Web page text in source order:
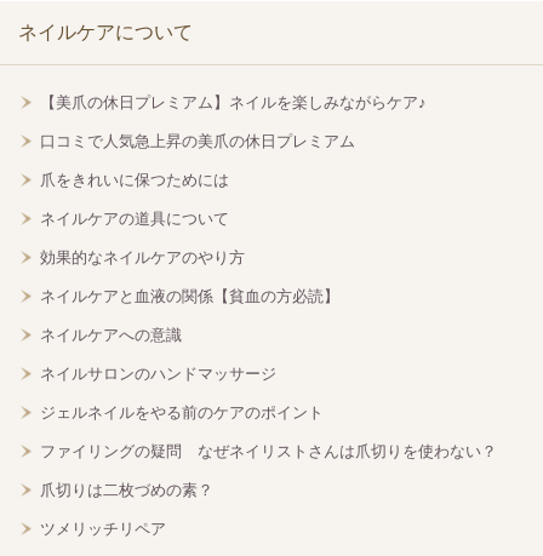
ネイルケアについて
【美爪の休日プレミアム】ネイルを楽しみながらケア♪
口コミで人気急上昇の美爪の休日プレミアム
爪をきれいに保つためには
ネイルケアの道具について
効果的なネイルケアのやり方
ネイルケアと血液の関係【貧血の方必読】
ネイルケアへの意識
ネイルサロンのハンドマッサージ
ジェルネイルをやる前のケアのポイント
ファイリングの疑問 なぜネイリストさんは爪切りを使わない？
爪切りは二枚づめの素？
ツメリッチリペア